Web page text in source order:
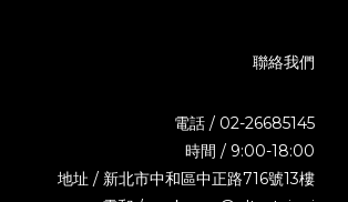
聯絡我們
電話 / 02-26685145
時間 / 9:00-18:00
地址 / 新北市中和區中正路716號13樓